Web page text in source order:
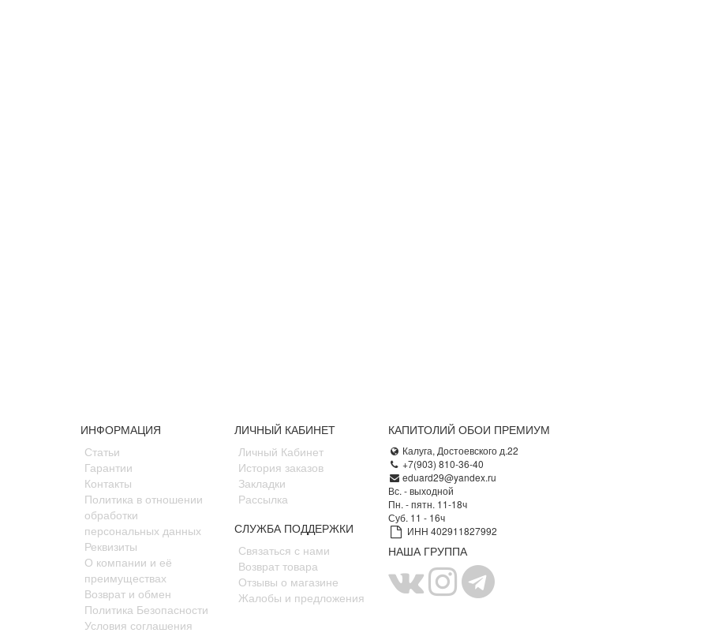
ИНФОРМАЦИЯ
Статьи
Гарантии
Контакты
Политика в отношении
обработки
персональных данных
Реквизиты
О компании и её
преимуществах
Возврат и обмен
Политика Безопасности
Условия соглашения
ЛИЧНЫЙ КАБИНЕТ
Личный Кабинет
История заказов
Закладки
Рассылка
СЛУЖБА ПОДДЕРЖКИ
Связаться с нами
Возврат товара
Отзывы о магазине
Жалобы и предложения
КАПИТОЛИЙ ОБОИ ПРЕМИУМ
Калуга, Достоевского д.22
+7(903) 810-36-40
eduard29@yandex.ru
Вс. - выходной
Пн. - пятн. 11-18ч
Суб. 11 - 16ч
ИНН 402911827992
НАША ГРУППА